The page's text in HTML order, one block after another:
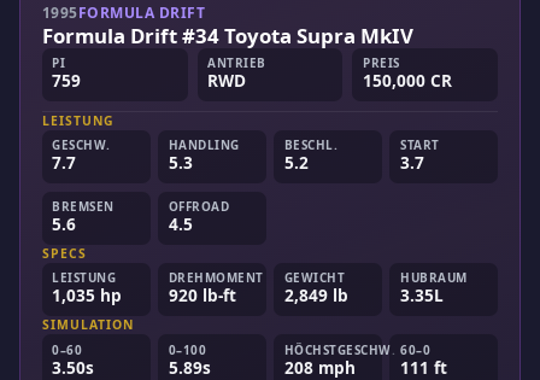
1995FORMULA DRIFT
Formula Drift #34 Toyota Supra MkIV
PI
759
ANTRIEB
RWD
PREIS
150,000 CR
LEISTUNG
GESCHW.
7.7
HANDLING
5.3
BESCHL.
5.2
START
3.7
BREMSEN
5.6
OFFROAD
4.5
SPECS
LEISTUNG
1,035 hp
DREHMOMENT
920 lb-ft
GEWICHT
2,849 lb
HUBRAUM
3.35L
SIMULATION
0–60
3.50s
0–100
5.89s
HÖCHSTGESCHW.
208 mph
60–0
111 ft